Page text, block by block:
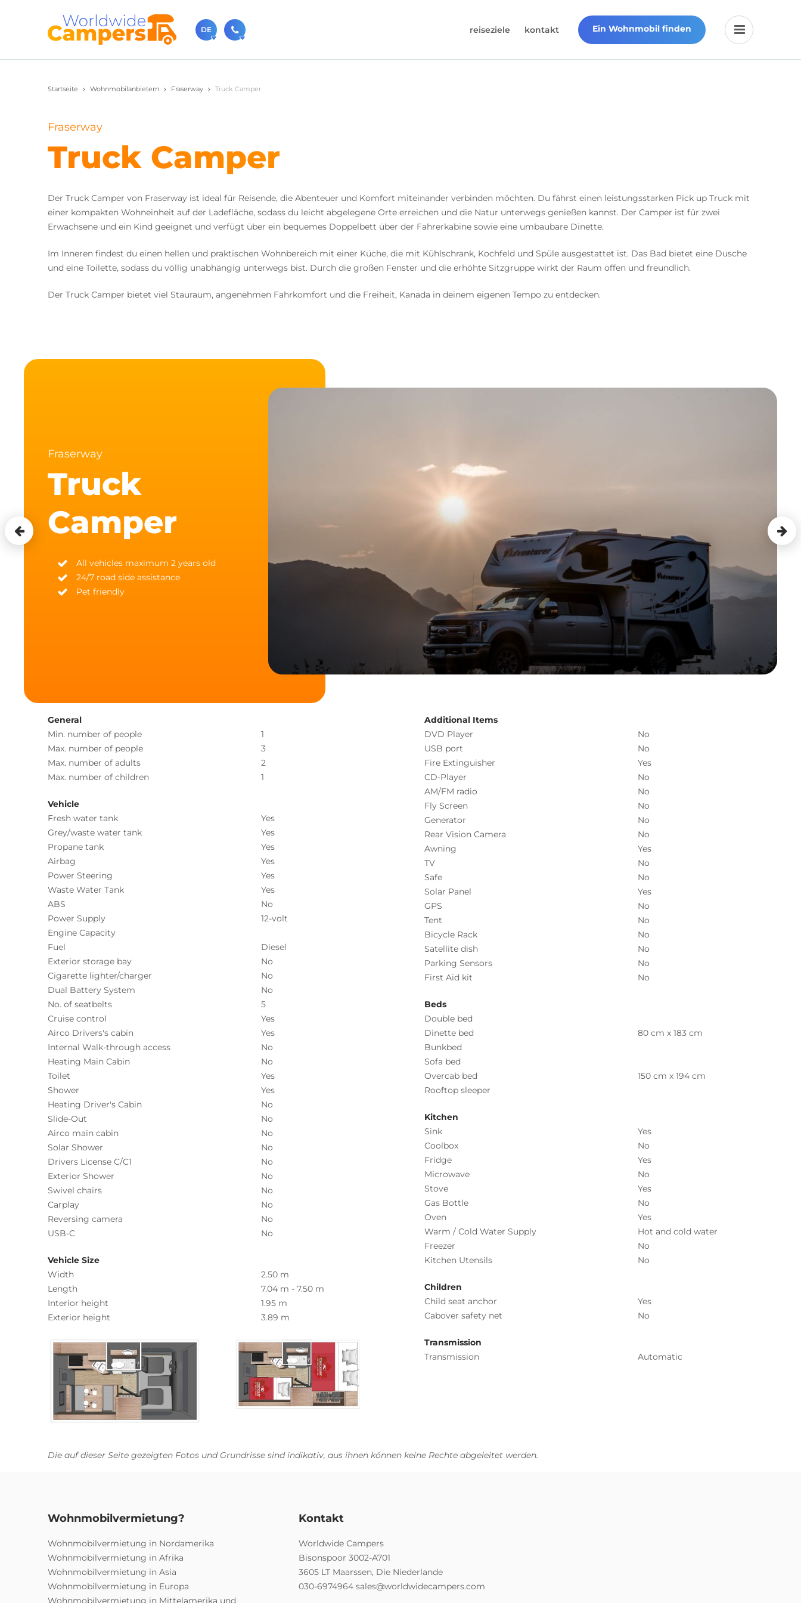
DE
+31 030-6974964
reiseziele kontakt Ein Wohnmobil finden
Startseite Wohnmobilanbietern Fraserway Truck Camper
Fraserway
Truck Camper
Der Truck Camper von Fraserway ist ideal für Reisende, die Abenteuer und Komfort miteinander verbinden möchten. Du fährst einen leistungsstarken Pick up Truck mit
einer kompakten Wohneinheit auf der Ladefläche, sodass du leicht abgelegene Orte erreichen und die Natur unterwegs genießen kannst. Der Camper ist für zwei
Erwachsene und ein Kind geeignet und verfügt über ein bequemes Doppelbett über der Fahrerkabine sowie eine umbaubare Dinette.
Im Inneren findest du einen hellen und praktischen Wohnbereich mit einer Küche, die mit Kühlschrank, Kochfeld und Spüle ausgestattet ist. Das Bad bietet eine Dusche
und eine Toilette, sodass du völlig unabhängig unterwegs bist. Durch die großen Fenster und die erhöhte Sitzgruppe wirkt der Raum offen und freundlich.
Der Truck Camper bietet viel Stauraum, angenehmen Fahrkomfort und die Freiheit, Kanada in deinem eigenen Tempo zu entdecken.
Fraserway
Truck
Camper
All vehicles maximum 2 years old
24/7 road side assistance
Pet friendly
General
Min. number of people
1
Max. number of people
3
Max. number of adults
2
Max. number of children
1
Vehicle
Fresh water tank
Yes
Grey/waste water tank
Yes
Propane tank
Yes
Airbag
Yes
Power Steering
Yes
Waste Water Tank
Yes
ABS
No
Power Supply
12-volt
Engine Capacity
Fuel
Diesel
Exterior storage bay
No
Cigarette lighter/charger
No
Dual Battery System
No
No. of seatbelts
5
Cruise control
Yes
Airco Drivers's cabin
Yes
Internal Walk-through access
No
Heating Main Cabin
No
Toilet
Yes
Shower
Yes
Heating Driver's Cabin
No
Slide-Out
No
Airco main cabin
No
Solar Shower
No
Drivers License C/C1
No
Exterior Shower
No
Swivel chairs
No
Carplay
No
Reversing camera
No
USB-C
No
Vehicle Size
Width
2.50 m
Length
7.04 m - 7.50 m
Interior height
1.95 m
Exterior height
3.89 m
Additional Items
DVD Player
No
USB port
No
Fire Extinguisher
Yes
CD-Player
No
AM/FM radio
No
Fly Screen
No
Generator
No
Rear Vision Camera
No
Awning
Yes
TV
No
Safe
No
Solar Panel
Yes
GPS
No
Tent
No
Bicycle Rack
No
Satellite dish
No
Parking Sensors
No
First Aid kit
No
Beds
Double bed
Dinette bed
80 cm x 183 cm
Bunkbed
Sofa bed
Overcab bed
150 cm x 194 cm
Rooftop sleeper
Kitchen
Sink
Yes
Coolbox
No
Fridge
Yes
Microwave
No
Stove
Yes
Gas Bottle
No
Oven
Yes
Warm / Cold Water Supply
Hot and cold water
Freezer
No
Kitchen Utensils
No
Children
Child seat anchor
Yes
Cabover safety net
No
Transmission
Transmission
Automatic
Die auf dieser Seite gezeigten Fotos und Grundrisse sind indikativ, aus ihnen können keine Rechte abgeleitet werden.
Wohnmobilvermietung?
Wohnmobilvermietung in Nordamerika
Wohnmobilvermietung in Afrika
Wohnmobilvermietung in Asia
Wohnmobilvermietung in Europa
Wohnmobilvermietung in Mittelamerika und
Kontakt
Worldwide Campers
Bisonspoor 3002-A701
3605 LT Maarssen, Die Niederlande
030-6974964 sales@worldwidecampers.com